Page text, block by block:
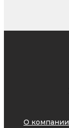
О компании